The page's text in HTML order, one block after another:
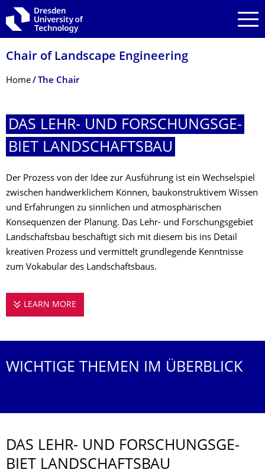
Skip to main navigation
Skip to search
Skip to content
Chair of Landscape Engineering
Breadcrumb Menu
Home The Chair
DAS LEHR- UND FORSCHUNGSGE­
BIET LANDSCHAFTSBAU
Der Prozess von der Idee zur Ausführung ist ein Wechselspiel
zwischen handwerklichem Können, baukonstruktivem Wissen
und Erfahrungen zu sinnlichen und atmosphärischen
Konsequenzen der Planung. Das Lehr- und Forschungsgebiet
Landschaftsbau beschäftigt sich mit diesem bis ins Detail
kreativen Prozess und vermittelt grundlegende Kenntnisse
zum Vokabular des Landschaftsbaus.
LEARN MORE
WICHTIGE THEMEN IM ÜBERBLICK
DAS LEHR- UND FORSCHUNGSGE­
BIET LANDSCHAFTSBAU